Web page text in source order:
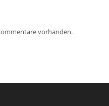
vorhanden.